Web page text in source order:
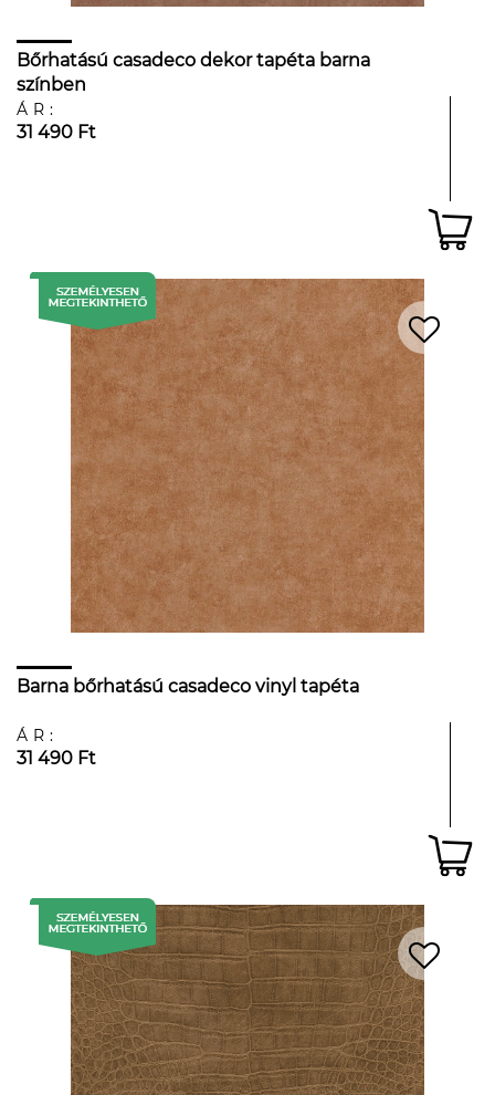
Bőrhatású casadeco dekor tapéta barna
színben
ÁR:
31 490 Ft
Barna bőrhatású casadeco vinyl tapéta
ÁR:
31 490 Ft